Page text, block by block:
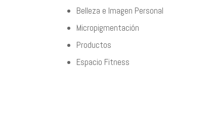
Belleza e Imagen Personal
Micropigmentación
Productos
Espacio Fitness